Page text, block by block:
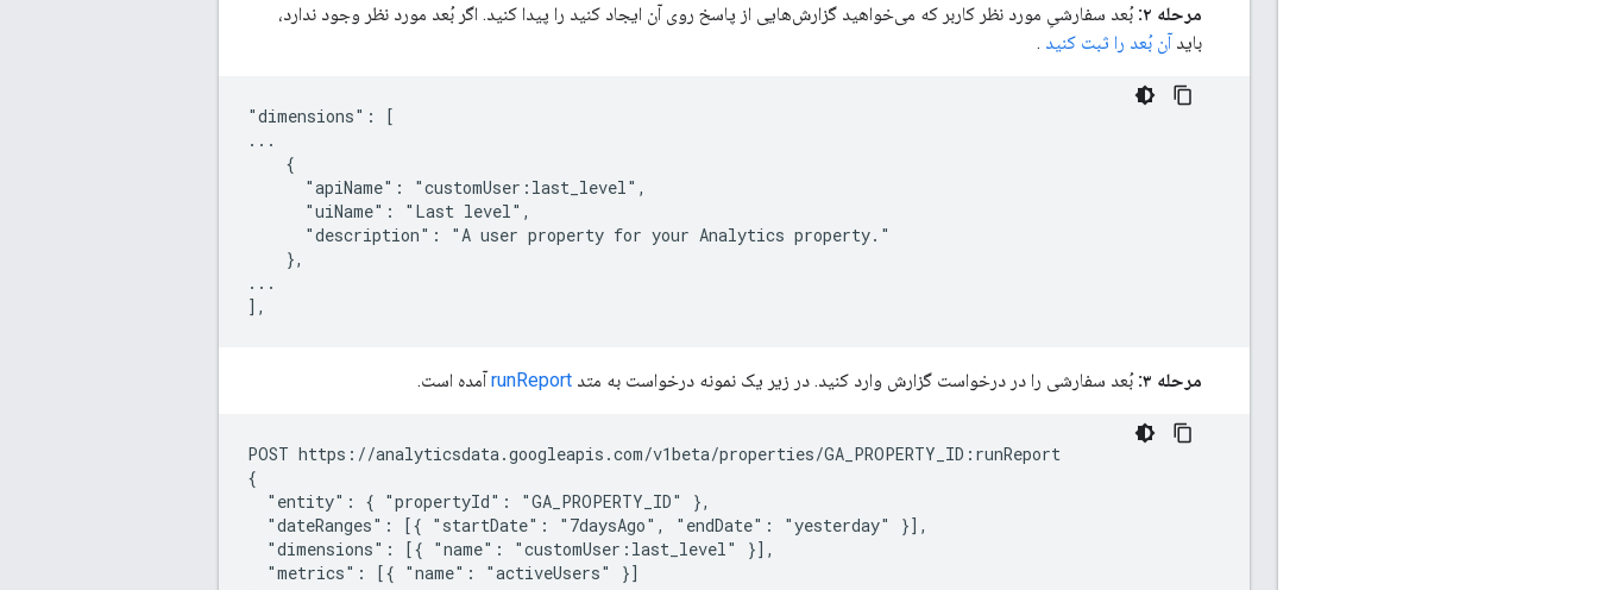
مرحله ۲:
بُعد سفارشیِ مورد نظر کاربر که می‌خواهید گزارش‌هایی از پاسخ روی آن ایجاد کنید را پیدا کنید. اگر بُعد مورد نظر وجود ندارد،
بایدآن بُعد را ثبت کنید .
"dimensions": [
...
    {
      "apiName": "customUser:last_level",
      "uiName": "Last level",
      "description": "A user property for your Analytics property."
    },
...
مرحله ۳: بُعد سفارشی را در درخواست گزارش وارد کنید. در زیر یک نمونه درخواست به متد runReportآمده است.
POST https://analyticsdata.googleapis.com/v1beta/properties/GA_PROPERTY_ID:runReport
{
  "entity": { "propertyId": "GA_PROPERTY_ID" },
  "dateRanges": [{ "startDate": "7daysAgo", "endDate": "yesterday" }],
  "dimensions": [{ "name": "customUser:last_level" }],
  "metrics": [{ "name": "activeUsers" }]